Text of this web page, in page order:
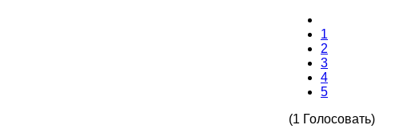
1
2
3
4
5
(1 Голосовать)